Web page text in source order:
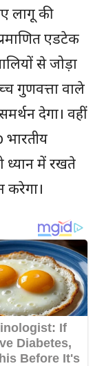
लागू की
एडटेक
से जोड़ा
गुणवत्ता वाले
देगा। वहीं
ध्यान में रखते
करेगा।